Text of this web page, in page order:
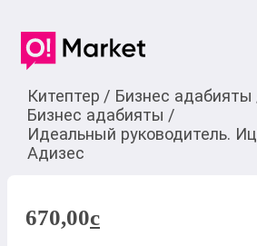
Китептер / Бизнес адабияты
Бизнес адабияты /
Идеальный руководитель.
Адизес
670,00c